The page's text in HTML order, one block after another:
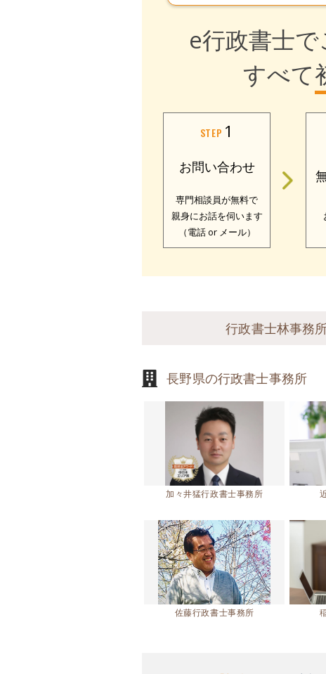
e行政書士
すべて
STEP 1
お問い合わせ
専門相談員が無料で
親身にお話を伺います
（電話 or メール）
行政書士林事務
長野県の行政書士事務所
加々井猛行政書士事務所
佐藤行政書士事務所